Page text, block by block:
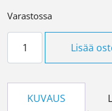
Varastossa
Lisää
KUVAUS